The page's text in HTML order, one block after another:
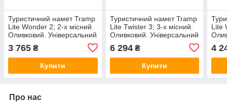
Туристичний намет Tramp
Lite Wonder 2; 2-х місний.
Оливковий. Універсальний
туристичний намет UTLT-
005.
3 765 ₴
Купити
Туристичний намет Tramp
Lite Twister 3; 3-х місний.
Оливковий. Універсальний
туристичний намет UTLT-
024.
6 294₴
Купити
Lite
006.
4
Про нас